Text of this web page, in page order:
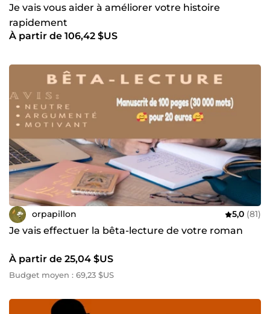
Je vais vous aider à améliorer votre histoire
rapidement
À partir de 106,42 $US
orpapillon 5,0 (81)
Je vais effectuer la bêta-lecture de votre roman
À partir de 25,04 $US
Budget moyen : 69,23 $US